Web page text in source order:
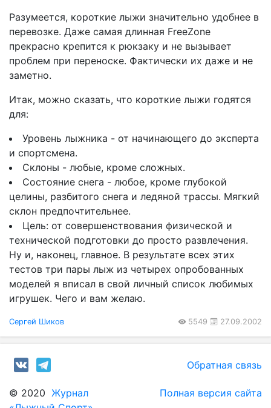
Разумеется, короткие лыжи значительно удобнее в
перевозке. Даже самая длинная FreeZone
прекрасно крепится к рюкзаку и не вызывает
проблем при переноске. Фактически их даже и не
заметно.
Итак, можно сказать, что короткие лыжи годятся
для:
Уровень лыжника - от начинающего до эксперта
и спортсмена.
Склоны - любые, кроме сложных.
Состояние снега - любое, кроме глубокой
целины, разбитого снега и ледяной трассы. Мягкий
склон предпочтительнее.
Цель: от совершенствования физической и
технической подготовки до просто развлечения.
Ну и, наконец, главное. В результате всех этих
тестов три пары лыж из четырех опробованных
моделей я вписал в свой личный список любимых
игрушек. Чего и вам желаю.
Сергей Шиков 5549 27.09.2002
Обратная связь
© 2020 Журнал
Полная версия сайта